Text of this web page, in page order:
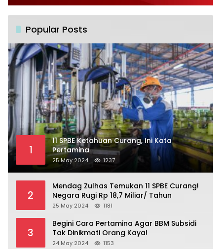
Popular Posts
1
11 SPBE Ketahuan Curang, Ini Kata
Pertamina
25 May 2024 1237
2
Mendag Zulhas Temukan 11 SPBE Curang!
Negara Rugi Rp 18,7 Miliar/ Tahun
25 May 2024 1181
3
Begini Cara Pertamina Agar BBM Subsidi
Tak Dinikmati Orang Kaya!
24 May 2024 1153